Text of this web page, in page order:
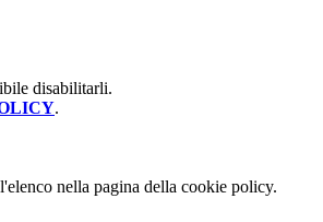
disabilitarli.
.
nella pagina della cookie policy.